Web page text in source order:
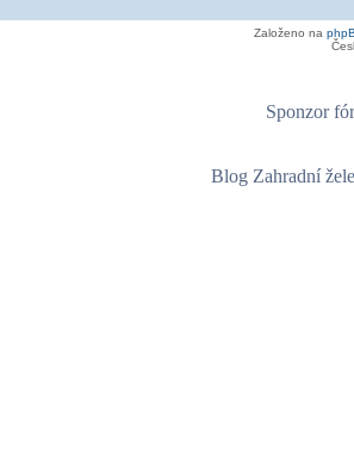
Založeno na
Sponzor
Blog Zahradní